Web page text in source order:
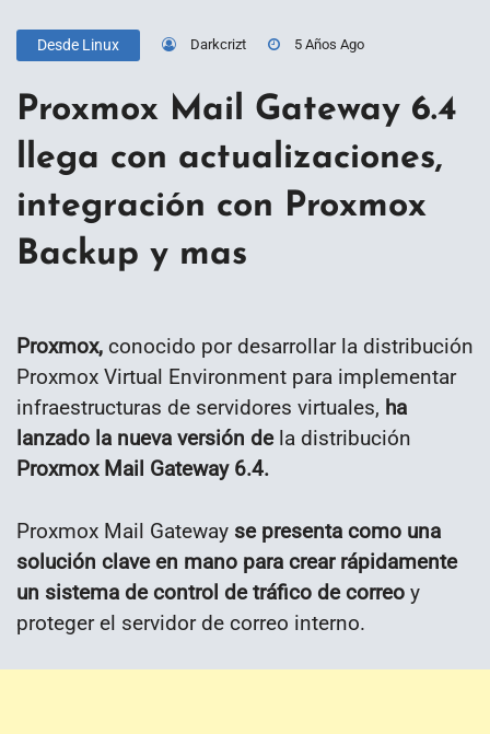
Desde Linux Darkcrizt 5 Años Ago
Proxmox Mail Gateway 6.4
llega con actualizaciones,
integración con Proxmox
Backup y mas
Proxmox, conocido por desarrollar la distribución
Proxmox Virtual Environment para implementar
infraestructuras de servidores virtuales, ha
lanzado la nueva versión dela distribución
Proxmox Mail Gateway 6.4.
Proxmox Mail Gateway se presenta como una
solución clave en mano para crear rápidamente
un sistema de control de tráfico de correo y
proteger el servidor de correo interno.